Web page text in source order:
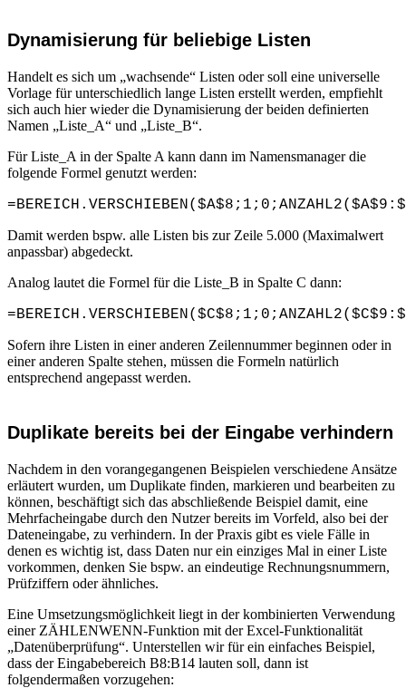
Dynamisierung für beliebige Listen
Handelt es sich um „wachsende“ Listen oder soll eine universelle
Vorlage für unterschiedlich lange Listen erstellt werden, empfiehlt
sich auch hier wieder die Dynamisierung der beiden definierten
Namen „Liste_A“ und „Liste_B“.
Für Liste_A in der Spalte A kann dann im Namensmanager die
folgende Formel genutzt werden:
Damit werden bspw. alle Listen bis zur Zeile 5.000 (Maximalwert
anpassbar) abgedeckt.
Analog lautet die Formel für die Liste_B in Spalte C dann:
Sofern ihre Listen in einer anderen Zeilennummer beginnen oder in
einer anderen Spalte stehen, müssen die Formeln natürlich
entsprechend angepasst werden.
Duplikate bereits bei der Eingabe verhindern
Nachdem in den vorangegangenen Beispielen verschiedene Ansätze
erläutert wurden, um Duplikate finden, markieren und bearbeiten zu
können, beschäftigt sich das abschließende Beispiel damit, eine
Mehrfacheingabe durch den Nutzer bereits im Vorfeld, also bei der
Dateneingabe, zu verhindern. In der Praxis gibt es viele Fälle in
denen es wichtig ist, dass Daten nur ein einziges Mal in einer Liste
vorkommen, denken Sie bspw. an eindeutige Rechnungsnummern,
Prüfziffern oder ähnliches.
Eine Umsetzungsmöglichkeit liegt in der kombinierten Verwendung
einer ZÄHLENWENN-Funktion mit der Excel-Funktionalität
„Datenüberprüfung“. Unterstellen wir für ein einfaches Beispiel,
dass der Eingabebereich B8:B14 lauten soll, dann ist
folgendermaßen vorzugehen: